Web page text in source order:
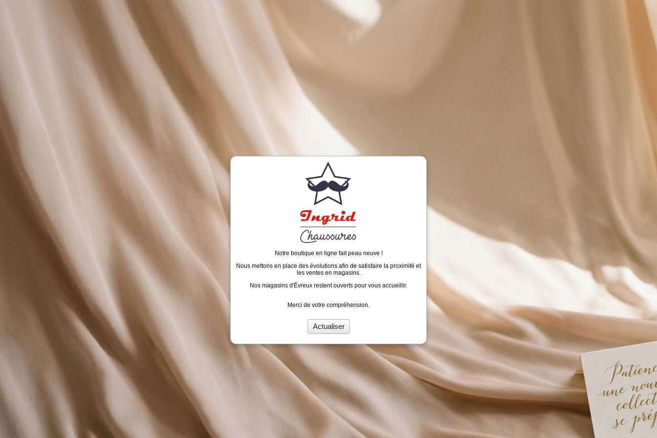
Notre boutique en ligne fait peau neuve !
Nous mettons en place des évolutions afin de satisfaire la proximité et
les ventes en magasins.
Nos magasins d'Évreux restent ouverts pour vous accueillir.
Merci de votre compréhension.
Actualiser